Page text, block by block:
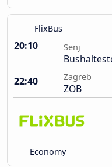
FlixBus
20:10 Senj
22:40
Zagreb
ZOB
Economy